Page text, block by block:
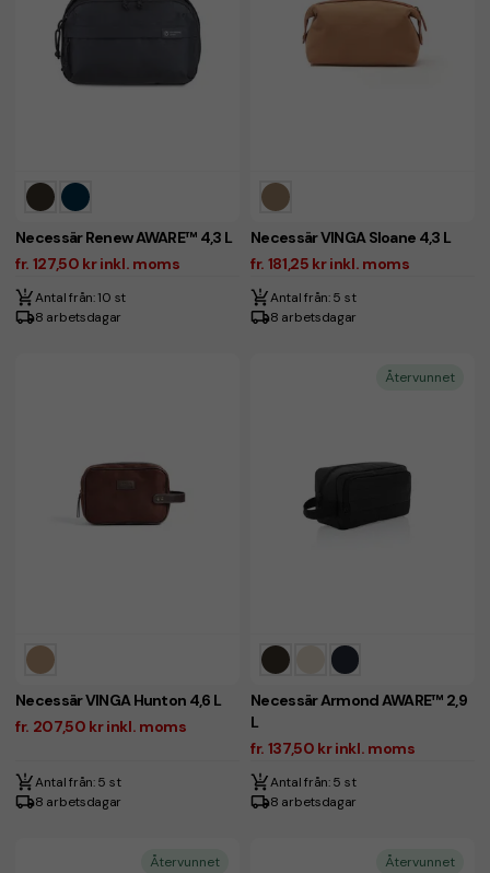
Necessär Renew AWARE™ 4,3 L
fr. 127,50 kr inkl. moms
Antal från: 10 st
8 arbetsdagar
Necessär VINGA Sloane 4,3 L
fr. 181,25 kr inkl. moms
Antal från: 5 st
8 arbetsdagar
Necessär VINGA Hunton 4,6 L
fr. 207,50 kr inkl. moms
Antal från: 5 st
8 arbetsdagar
Återvunnet
Necessär Armond AWARE™ 2,9
L
fr. 137,50 kr inkl. moms
Antal från: 5 st
8 arbetsdagar
Återvunnet Återvunnet